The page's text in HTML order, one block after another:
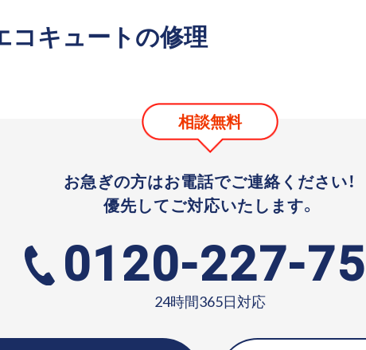
コキュートの修理
相談無料
お急ぎの方はお電話でご連絡ください！
優先してご対応いたします。
0120-227-
24時間365日対応